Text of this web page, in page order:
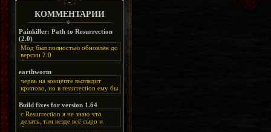
КОММЕНТАРИИ
Painkiller: Path to Resurrection
(2.0)
Мод был полностью обновлён до
версии 2.0
Альтернативная
ссылка:
FzzDkRlC8Q
earthworm
червь на концепте выглядит
крипово, но в resurrection ему бы
нашлось место, особенно в
каких-нибудь подземных
катакомбах. жаль, что половину
задумок там вырезали, зато и
рпгшности меньше. build fixes
Build fixes for version 1.64
с Resurrection я не знаю что
делать, там везде всё сыро и
баговано, от чего и заниматься